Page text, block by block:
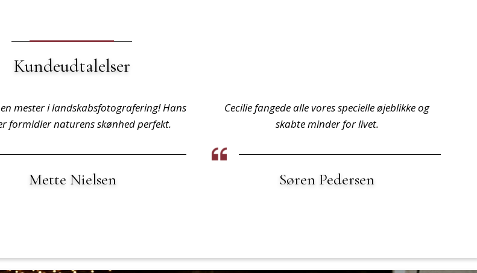
Kundeudtalelser
alle vores specielle øjeblikke og
skabte minder for livet.
Søren Pedersen
Fantastisk fotograf! Cecilie fanger øjeblikket og
skaber smukke billeder.
Anders Madsen